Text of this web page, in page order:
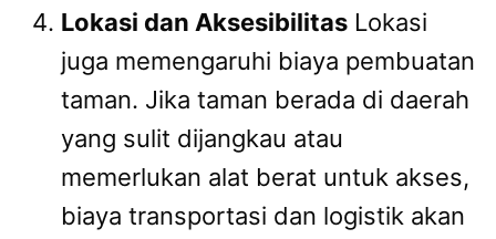
Lokasi dan Aksesibilitas Lokasi
juga memengaruhi biaya pembuatan
taman. Jika taman berada di daerah
yang sulit dijangkau atau
memerlukan alat berat untuk akses,
biaya transportasi dan logistik akan